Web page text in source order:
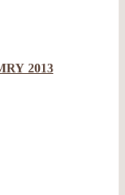
2013